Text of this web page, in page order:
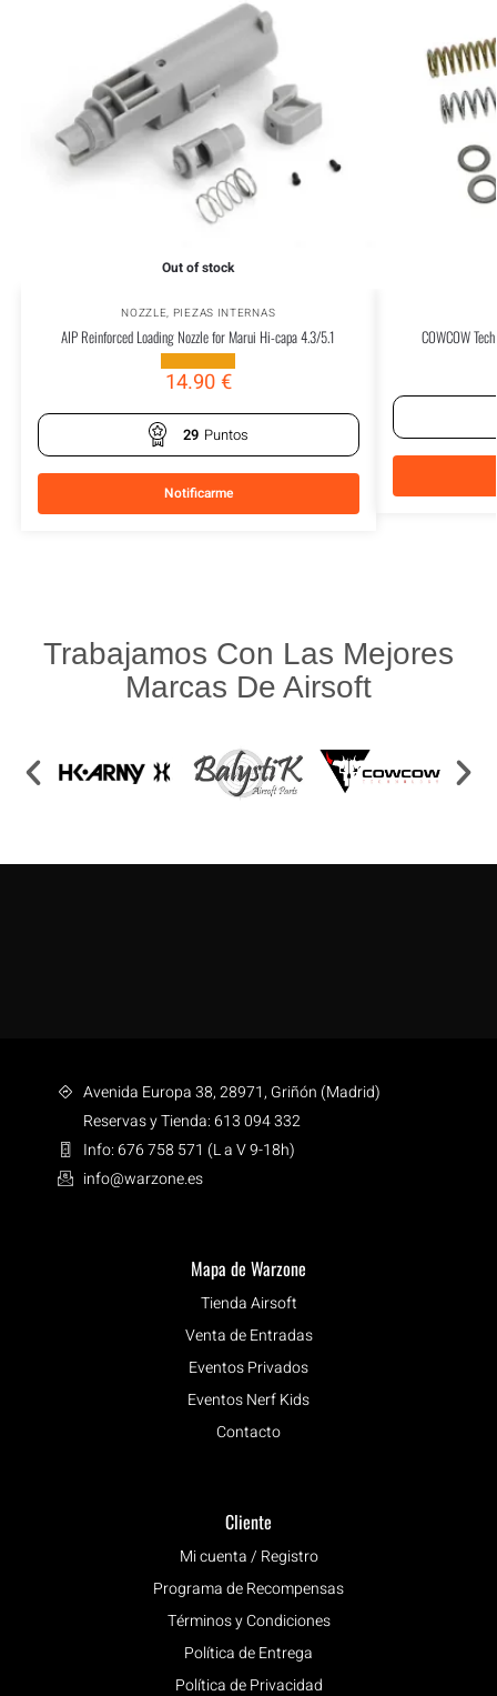
Out of stock
NOZZLE, PIEZAS INTERNAS
AIP Reinforced Loading Nozzle for Marui Hi-capa 4.3/5.1
14.90€
29 Puntos
Notificarme
COWCOW
Trabajamos Con Las Mejores
Marcas De Airsoft
Avenida Europa 38, 28971, Griñón (Madrid)
Reservas y Tienda: 613 094 332
Info: 676 758 571 (L a V 9-18h)
info@warzone.es
Mapa de Warzone
Tienda Airsoft
Venta de Entradas
Eventos Privados
Eventos Nerf Kids
Contacto
Cliente
Mi cuenta / Registro
Programa de Recompensas
Términos y Condiciones
Política de Entrega
Política de Privacidad